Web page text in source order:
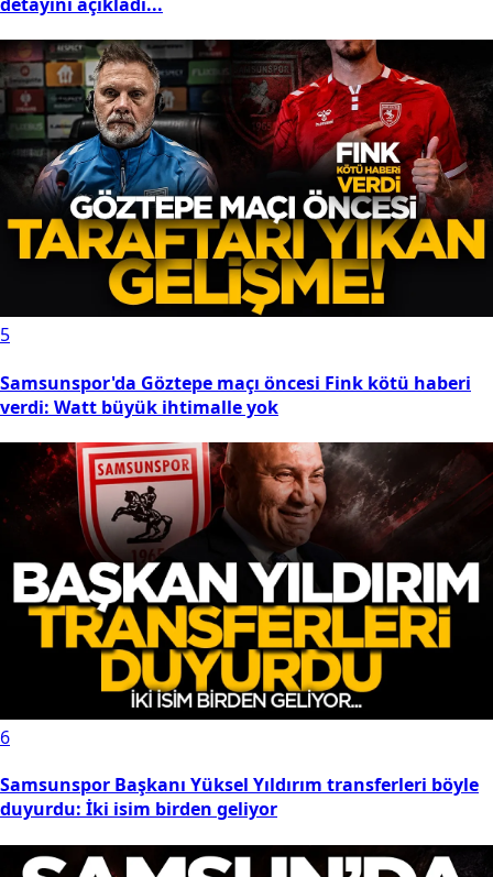
5
Samsunspor'da Göztepe maçı öncesi Fink kötü haberi
verdi: Watt büyük ihtimalle yok
6
Samsunspor Başkanı Yüksel Yıldırım transferleri böyle
duyurdu: İki isim birden geliyor